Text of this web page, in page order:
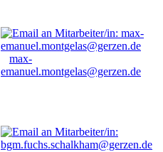
max-
emanuel.montgelas@gerzen.de